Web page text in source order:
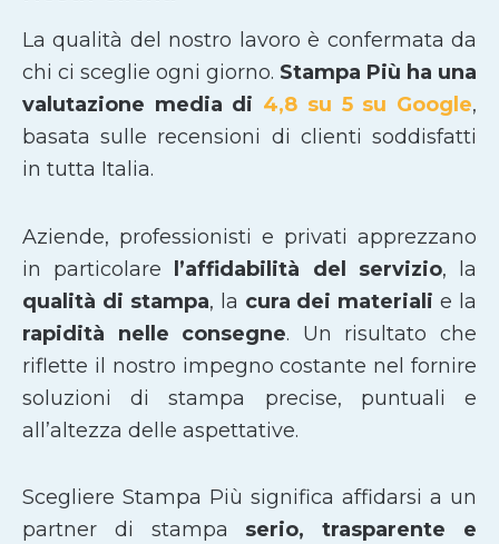
La qualità del nostro lavoro è confermata da
chi ci sceglie ogni giorno. Stampa Più ha una
valutazione media di 4,8 su 5 su Google,
basata sulle recensioni di clienti soddisfatti
in tutta Italia.
Aziende, professionisti e privati apprezzano
in particolare
l’affidabilità del servizio, la
qualità di stampa, la cura dei materiali e la
rapidità nelle consegne. Un risultato che
riflette il nostro impegno costante nel fornire
soluzioni di stampa precise, puntuali e
all’altezza delle aspettative.
Scegliere Stampa Più significa affidarsi a un
partner di stampa serio, trasparente e